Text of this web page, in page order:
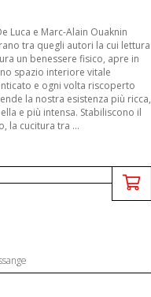
Luca e Marc-Alain Ouaknin
tra quegli autori la cui lettura
un benessere fisico, apre in
spazio interiore vitale
e ogni volta riscoperto
la nostra esistenza più ricca,
e più intensa. Stabiliscono il
la cucitura tra ...